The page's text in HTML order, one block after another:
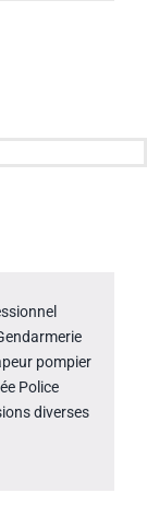
pompier
Police
diverses